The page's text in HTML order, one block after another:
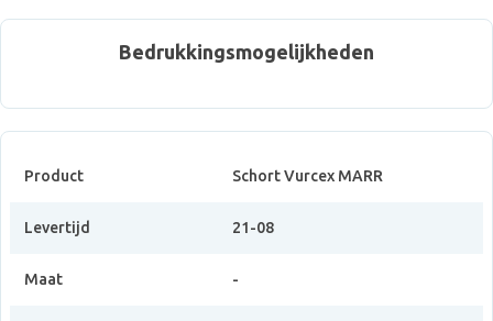
Bedrukkingsmogelijkheden
Product Schort Vurcex MARR
Levertijd 21-08
Maat -